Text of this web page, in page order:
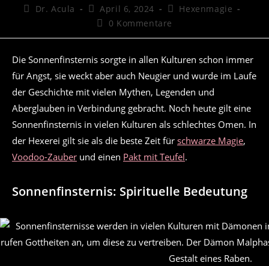
Beitrags-
Dr. Acula
Beitrag
veröffentlicht:
April 6, 2024
Beitrags-
Kategorie:
Hexenmagie
Beitrags-
0 Kommentare
Die Sonnenfinsternis sorgte in allen Kulturen schon immer
für Angst, sie weckt aber auch Neugier und wurde im Laufe
der Geschichte mit vielen Mythen, Legenden und
Aberglauben in Verbindung gebracht. Noch heute gilt eine
Sonnenfinsternis in vielen Kulturen als schlechtes Omen. In
der Hexerei gilt sie als die beste Zeit für schwarze Magie,
Voodoo-Zauber und einen Pakt mit Teufel.
Sonnenfinsternis: Spirituelle Bedeutung